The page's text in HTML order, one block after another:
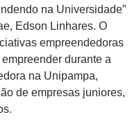
na Universidade”
Edson Linhares. O
empreendedoras
durante a
na Unipampa,
de empresas juniores,